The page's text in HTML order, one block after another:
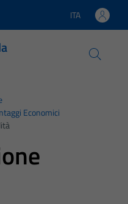
Lingua attiva:
ITA
Economici